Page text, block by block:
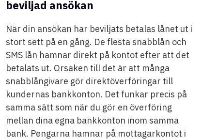
beviljad ansökan
När din ansökan har beviljats betalas lånet ut i
stort sett på en gång. De flesta snabblån och
SMS lån hamnar direkt på kontot efter att det
betalats ut. Orsaken till det är att många
snabblångivare gör direktöverföringar till
kundernas bankkonton. Det funkar precis på
samma sätt som när du gör en överföring
mellan dina egna bankkonton inom samma
bank. Pengarna hamnar på mottagarkontot i